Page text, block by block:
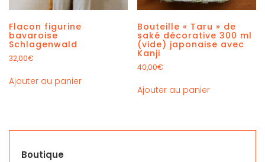
Flacon figurine
bavaroise
Schlagenwald
32,00€
Ajouter au panier
Bouteille « Taru » de
saké décorative 300 ml
(vide) japonaise avec
Kanji
40,00€
Ajouter au panier
Boutique